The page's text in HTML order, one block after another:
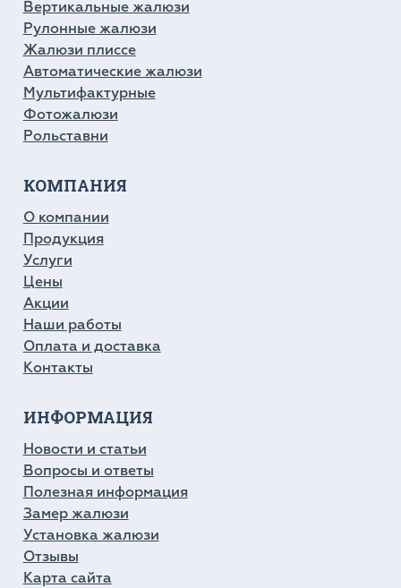
Вертикальные жалюзи
Рулонные жалюзи
Жалюзи плиссе
Автоматические жалюзи
Мультифактурные
Фотожалюзи
Рольставни
КОМПАНИЯ
О компании
Продукция
Услуги
Цены
Акции
Наши работы
Оплата и доставка
Контакты
ИНФОРМАЦИЯ
Новости и статьи
Вопросы и ответы
Полезная информация
Замер жалюзи
Установка жалюзи
Отзывы
Карта сайта